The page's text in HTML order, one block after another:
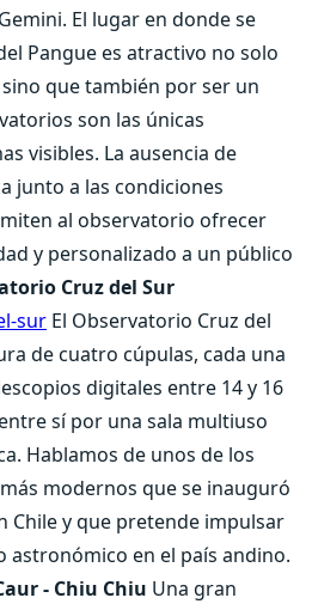
El lugar en donde se
Pangue es atractivo no solo
que también por ser un
son las únicas
visibles. La ausencia de
junto a las condiciones
al observatorio ofrecer
y personalizado a un público
Cruz del Sur
El Observatorio Cruz del
de cuatro cúpulas, cada una
digitales entre 14 y 16
sí por una sala multiuso
Hablamos de unos de los
modernos que se inauguró
Chile y que pretende impulsar
en el país andino.
- Chiu Chiu Una gran